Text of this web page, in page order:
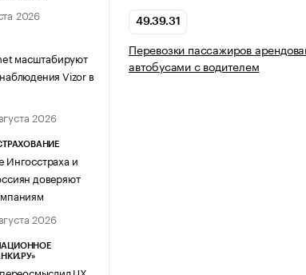
2026
масштабируют
Vizor в
2026
Ингосстраха и
доверяют
2026
UX
49.39.31
Перевозки пассажиров
автобусами с водителем